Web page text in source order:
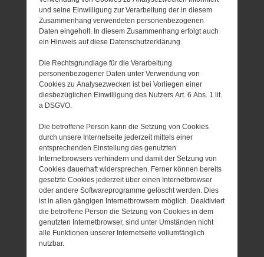
und seine Einwilligung zur Verarbeitung der in diesem
Zusammenhang verwendeten personenbezogenen
Daten eingeholt. In diesem Zusammenhang erfolgt auch
ein Hinweis auf diese Datenschutzerklärung.
Die Rechtsgrundlage für die Verarbeitung
personenbezogener Daten unter Verwendung von
Cookies zu Analysezwecken ist bei Vorliegen einer
diesbezüglichen Einwilligung des Nutzers Art. 6 Abs. 1 lit.
a DSGVO.
Die betroffene Person kann die Setzung von Cookies
durch unsere Internetseite jederzeit mittels einer
entsprechenden Einstellung des genutzten
Internetbrowsers verhindern und damit der Setzung von
Cookies dauerhaft widersprechen. Ferner können bereits
gesetzte Cookies jederzeit über einen Internetbrowser
oder andere Softwareprogramme gelöscht werden. Dies
ist in allen gängigen Internetbrowsern möglich. Deaktiviert
die betroffene Person die Setzung von Cookies in dem
genutzten Internetbrowser, sind unter Umständen nicht
alle Funktionen unserer Internetseite vollumfänglich
nutzbar.